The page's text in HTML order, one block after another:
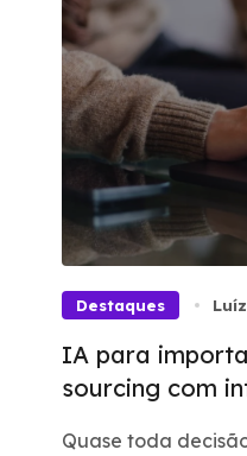
Destaques
IA para
sourcing com
Quase toda